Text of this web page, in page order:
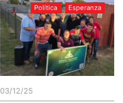
Política Esperanza
03/12/25